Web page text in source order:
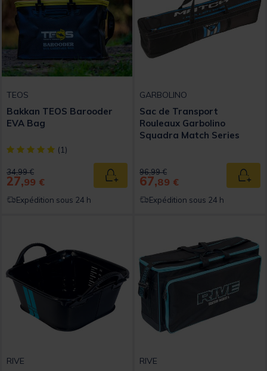
TEOS
Bakkan TEOS Barooder
EVA Bag
[object Object] out of 5 Customer Rating
(1)
Price reduced from
34,99 €to
27,99 € Ajouter au panier
Expédition sous 24 h
GARBOLINO
Sac de Transport
Rouleaux Garbolino
Squadra Match Series
Price reduced from
96,99 €to
67,89 €
Expédition sous 24 h
RIVE RIVE